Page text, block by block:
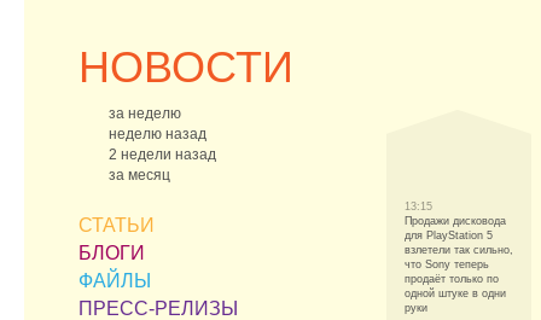
НОВОСТИ
за неделю
неделю назад
2 недели назад
за месяц
СТАТЬИ
БЛОГИ
ФАЙЛЫ
ПРЕСС-РЕЛИЗЫ
13:15
Продажи дисковода
для PlayStation 5
взлетели так сильно,
что Sony теперь
продаёт только по
одной штуке в одни
руки